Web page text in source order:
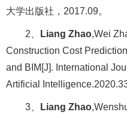
大学出版社， 2017.09。
2 Liang Zhao,Wei
Construction Cost
and BIM[J]. International
Artificial
3 Liang Zhao